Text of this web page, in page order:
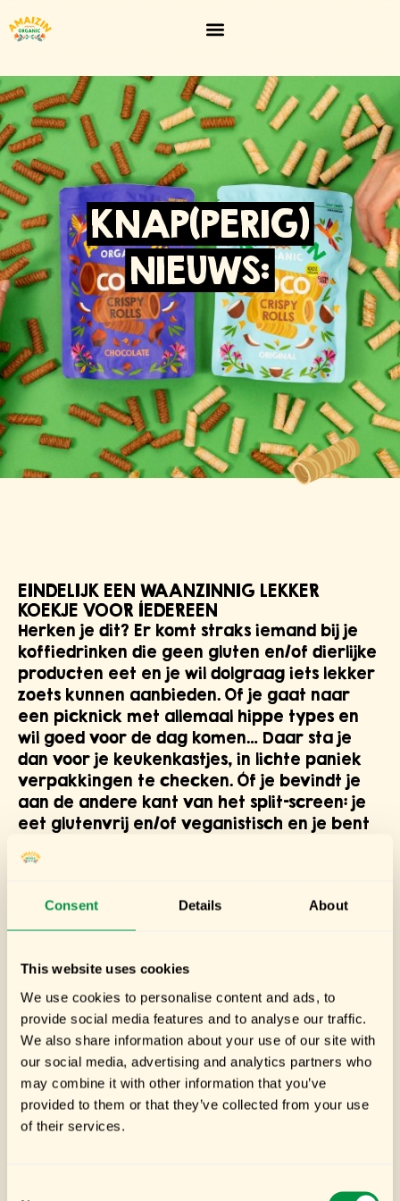
Consent Details About
This website uses cookies
We use cookies to personalise content and ads, to
provide social media features and to analyse our traffic.
We also share information about your use of our site with
our social media, advertising and analytics partners who
may combine it with other information that you’ve
provided to them or that they’ve collected from your use
of their services.
KNAP(PERIG)
NIEUWS:
EINDELIJK EEN WAANZINNIG LEKKER
KOEKJE VOOR ÍEDEREEN
Herken je dit? Er komt straks iemand bij je
koffiedrinken die geen gluten en/of dierlijke
producten eet en je wil dolgraag iets lekker
zoets kunnen aanbieden. Of je gaat naar
een picknick met allemaal hippe types en
wil goed voor de dag komen… Daar sta je
dan voor je keukenkastjes, in lichte paniek
verpakkingen te checken. Óf je bevindt je
aan de andere kant van het split-screen: je
eet glutenvrij en/of veganistisch en je bent
iets muffigs uit het ‘Bewuste Voeding’-schap
Well, good news for all, because those days
are over!
We hebben bij Amaizin namelijk een vegan
koekje om helemaal onrustig van te worden
zo lekker: Coco Crispy Rolls in de twee
varianten kokos en chocolade. Nooit meer
het gedoe van verschillende koekjes voor
verschillende eetwensen uitzoeken, want
met deze knapperige, luchtige lekkernij zit
iederéén gebakken! Met maar vier (volledig